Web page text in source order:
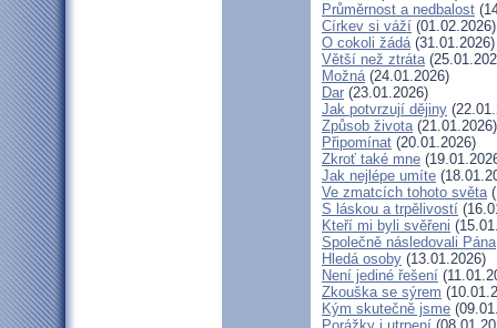
Průměrnost a nedbalost
Církev si váží (01.02.2026)
O cokoli žádá(31.01.2026)
Větší než ztráta
Možná(24.01.2026)
Dar (23.01.2026)
Jak potvrzují dějiny
Způsob života(21.01.2026)
Připomínat (20.01.2026)
Zkroť také mne
Jak nejlépe umíte
Ve zmatcích tohoto světa
S láskou a trpělivostí
Kteří mi byli svěřeni
Společně následovali Pána
Hledá osoby (13.01.2026)
Není jediné řešení
Zkouška se sýrem
Kým skutečně jsme